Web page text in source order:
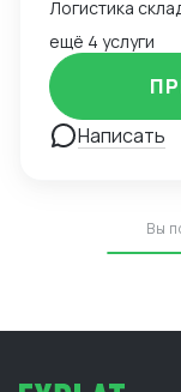
ещё 4 услуги
Написать
Вы